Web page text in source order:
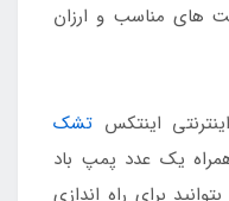
های مناسب و ارزان
اینتکس تشک
یک عدد پمپ باد
برای راه اندازی